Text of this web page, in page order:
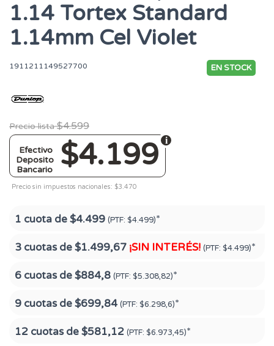
1.14 Tortex Standard
1.14mm Cel Violet
1911211149527700 EN STOCK
Precio lista $4.599
$4.199
Efectivo
Deposito
Bancario
Precio sin impuestos nacionales: $3.470
1 cuota de$4.499 (PTF: $4.499)*
3 cuotas de$1.499,67 ¡SIN INTERÉS! (PTF: $4.499)*
6 cuotas de$884,8 (PTF: $5.308,82)*
9 cuotas de$699,84 (PTF: $6.298,6)*
12 cuotas de$581,12 (PTF: $6.973,45)*